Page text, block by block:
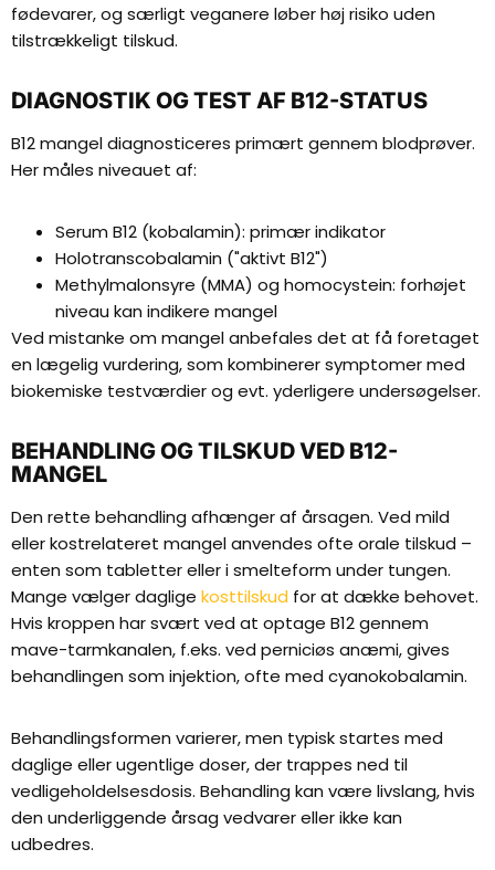
fødevarer, og særligt veganere løber høj risiko uden
tilstrækkeligt tilskud.
DIAGNOSTIK OG TEST AF B12-STATUS
B12 mangel diagnosticeres primært gennem blodprøver.
Her måles niveauet af:
Serum B12 (kobalamin): primær indikator
Holotranscobalamin ("aktivt B12")
Methylmalonsyre (MMA) og homocystein: forhøjet
niveau kan indikere mangel
Ved mistanke om mangel anbefales det at få foretaget
en lægelig vurdering, som kombinerer symptomer med
biokemiske testværdier og evt. yderligere undersøgelser.
BEHANDLING OG TILSKUD VED B12-
MANGEL
Den rette behandling afhænger af årsagen. Ved mild
eller kostrelateret mangel anvendes ofte orale tilskud –
enten som tabletter eller i smelteform under tungen.
Mange vælger daglige kosttilskud for at dække behovet.
Hvis kroppen har svært ved at optage B12 gennem
mave-tarmkanalen, f.eks. ved perniciøs anæmi, gives
behandlingen som injektion, ofte med cyanokobalamin.
Behandlingsformen varierer, men typisk startes med
daglige eller ugentlige doser, der trappes ned til
vedligeholdelsesdosis. Behandling kan være livslang, hvis
den underliggende årsag vedvarer eller ikke kan
udbedres.